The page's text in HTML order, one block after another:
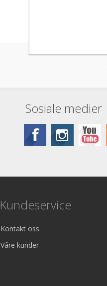
Sosiale medier
Kundeservice
Kontakt oss
Våre kunder